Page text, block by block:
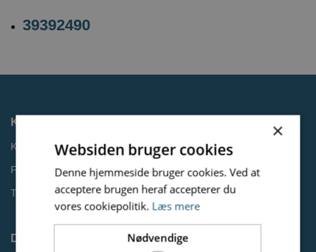
39392490
Kontakt
Kontakt os
Få et tilbud
Tip en kunde
Driftsinformation
×
Websiden bruger cookies
Denne hjemmeside bruger cookies. Ved at
acceptere brugen heraf accepterer du
vores cookiepolitik. Læs mere
Nødvendige